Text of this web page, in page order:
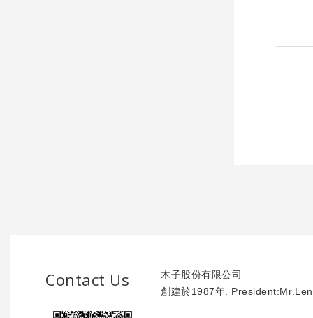
Contact Us
木子股份有限公司
創建於1987年.